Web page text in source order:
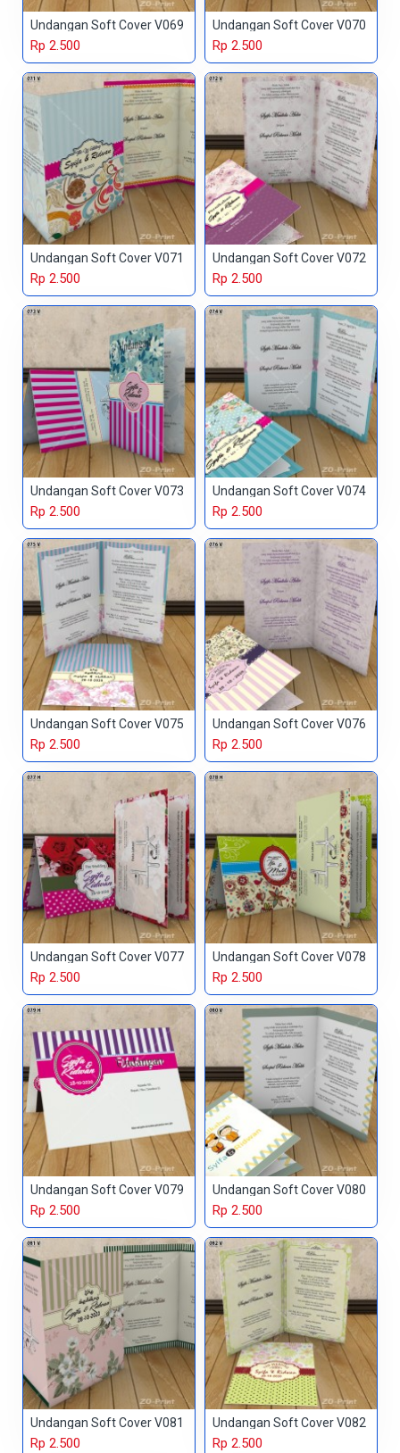
Undangan Soft Cover V069
Rp 2.500
Undangan Soft Cover V070
Rp 2.500
Undangan Soft Cover V071
Rp 2.500
Undangan Soft Cover V072
Rp 2.500
Undangan Soft Cover V073
Rp 2.500
Undangan Soft Cover V074
Rp 2.500
Undangan Soft Cover V075
Rp 2.500
Undangan Soft Cover V076
Rp 2.500
Undangan Soft Cover V077
Rp 2.500
Undangan Soft Cover V078
Rp 2.500
Undangan Soft Cover V079
Rp 2.500
Undangan Soft Cover V080
Rp 2.500
Undangan Soft Cover V081
Rp 2.500
Undangan Soft Cover V082
Rp 2.500